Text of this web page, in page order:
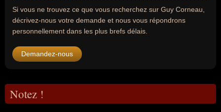
Si vous ne trouvez ce que vous recherchez sur Guy Corneau,
décrivez-nous votre demande et nous vous répondrons
personnellement dans les plus brefs délais.
Demandez-nous
Notez !